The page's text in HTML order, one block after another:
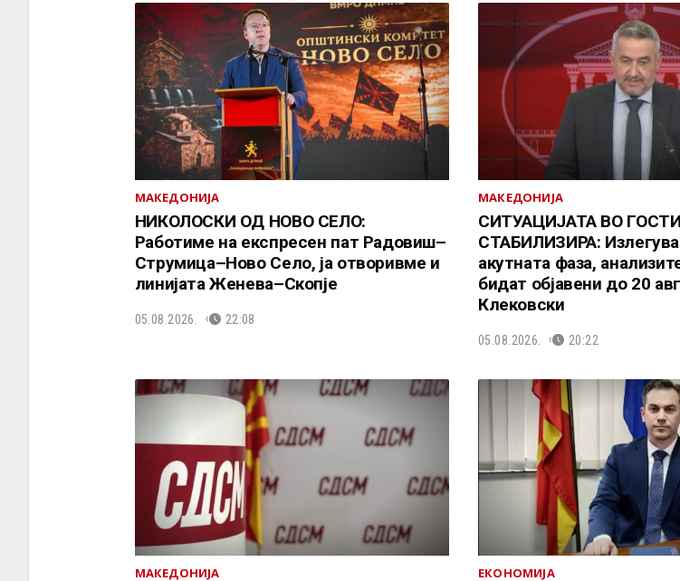
МАКЕДОНИЈА
НИКОЛОСКИ ОД НОВО СЕЛО:
Работиме на експресен пат Радовиш–
Струмица–Ново Село, ја отворивме и
линијата Женева–Скопје
05.08.2026. 22:08
МАКЕДОНИЈА
СИТУАЦИЈАТА ВО
СТАБИЛИЗИРА:
акутната фаза,
бидат објавени до 20
Клековски
05.08.2026. 20:22
МАКЕДОНИЈА ЕКОНОМИЈА